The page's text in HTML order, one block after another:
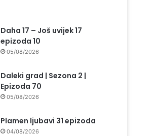
Daha 17 – Još uvijek 17
epizoda 10
05/08/2026
Daleki grad | Sezona 2 |
Epizoda 70
05/08/2026
Plamen ljubavi 31 epizoda
04/08/2026